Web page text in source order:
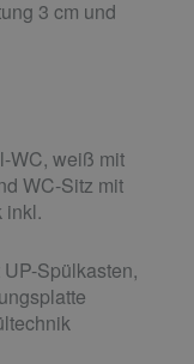
3 cm und
WC, weiß mit
WC-Sitz mit
inkl.
Spülkasten,